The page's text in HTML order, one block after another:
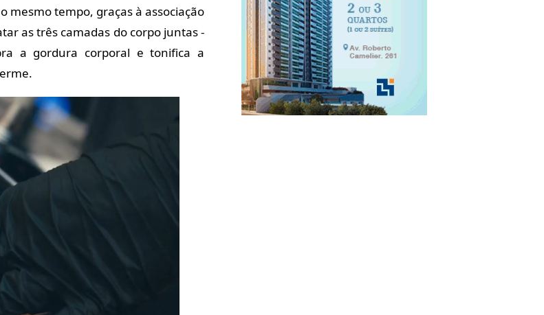
mesmo tempo, graças à associação
as três camadas do corpo juntas -
a gordura corporal e tonifica a